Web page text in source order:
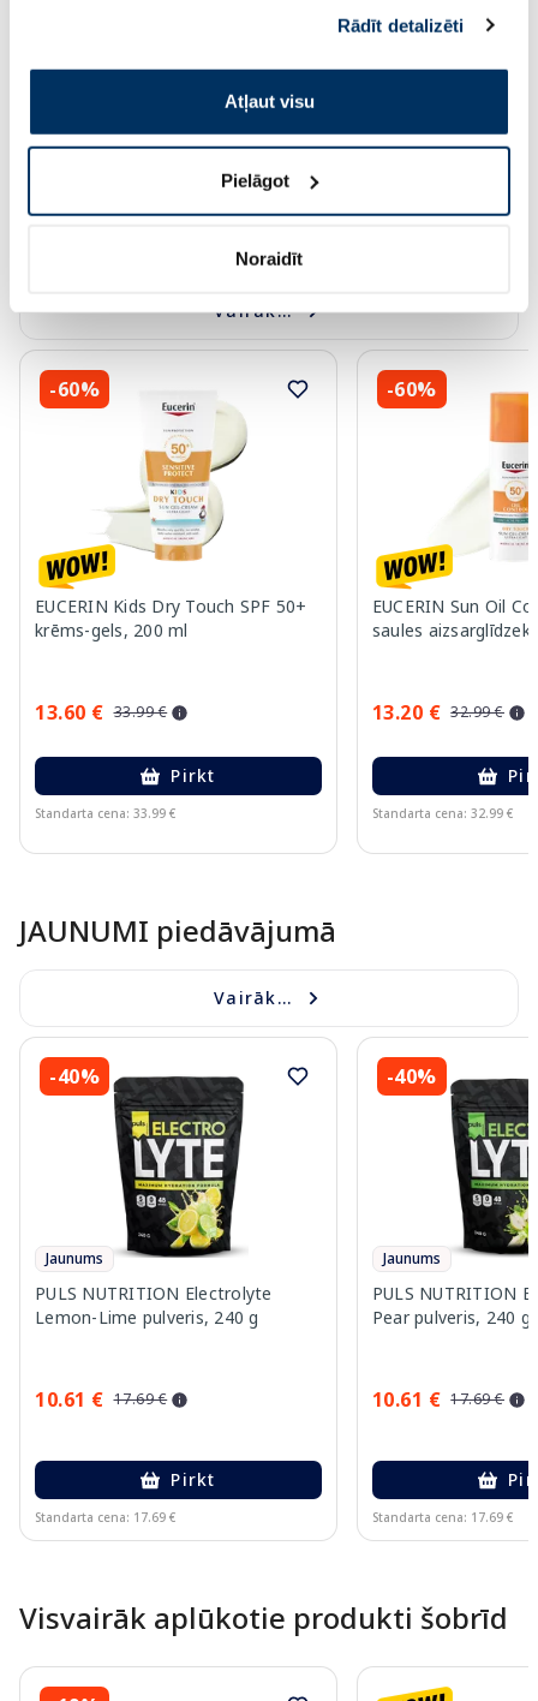
pakalpojumus. Ja piekrītat šo papildu sīkdatņu
izmantošanai, lūdzu, atzīmējiet savu izvēli:
Rādīt detalizēti
Atļaut visu
Pielāgot
Noraidīt
16.99 €
Saules aizsardzībai vasarā ☀️
Vairāk...
-60%
EUCERIN Kids Dry Touch SPF 50+
krēms-gels, 200 ml
13.60 € 33.99 €
Pirkt
Standarta cena: 33.99 €
-60%
EUCERIN Sun Oil
saules
13.20 € 32.99 €
Standarta cena: 32.99 €
JAUNUMI piedāvājumā
Vairāk...
-40%
Jaunums
PULS NUTRITION Electrolyte
Lemon-Lime pulveris, 240 g
10.61 € 17.69 €
Pirkt
Standarta cena: 17.69 €
-40%
Jaunums
PULS NUTRITION
Pear pulveris, 240 g
10.61 € 17.69 €
Standarta cena: 17.69 €
Visvairāk aplūkotie produkti šobrīd